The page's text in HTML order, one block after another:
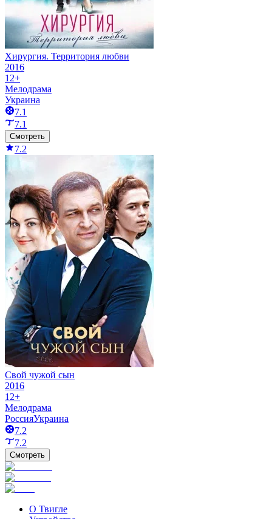
Хирургия. Территория любви
2016
12+
Мелодрама
Украина
7.1
7.1
Смотреть
7.2
Свой чужой сын
2016
12+
Мелодрама
РоссияУкраина
7.2
7.2
Смотреть
О Твигле